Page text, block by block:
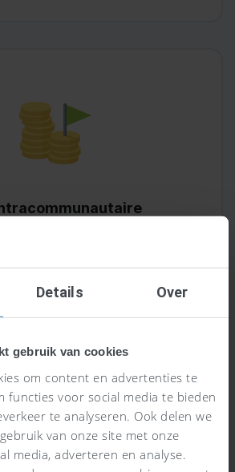
Details Over
gebruik van cookies
om content en advertenties te
functies voor social media te bieden
te analyseren. Ook delen we
van onze site met onze
media, adverteren en analyse.